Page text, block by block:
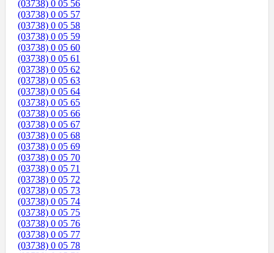
(03738) 0 05 56
(03738) 0 05 57
(03738) 0 05 58
(03738) 0 05 59
(03738) 0 05 60
(03738) 0 05 61
(03738) 0 05 62
(03738) 0 05 63
(03738) 0 05 64
(03738) 0 05 65
(03738) 0 05 66
(03738) 0 05 67
(03738) 0 05 68
(03738) 0 05 69
(03738) 0 05 70
(03738) 0 05 71
(03738) 0 05 72
(03738) 0 05 73
(03738) 0 05 74
(03738) 0 05 75
(03738) 0 05 76
(03738) 0 05 77
(03738) 0 05 78